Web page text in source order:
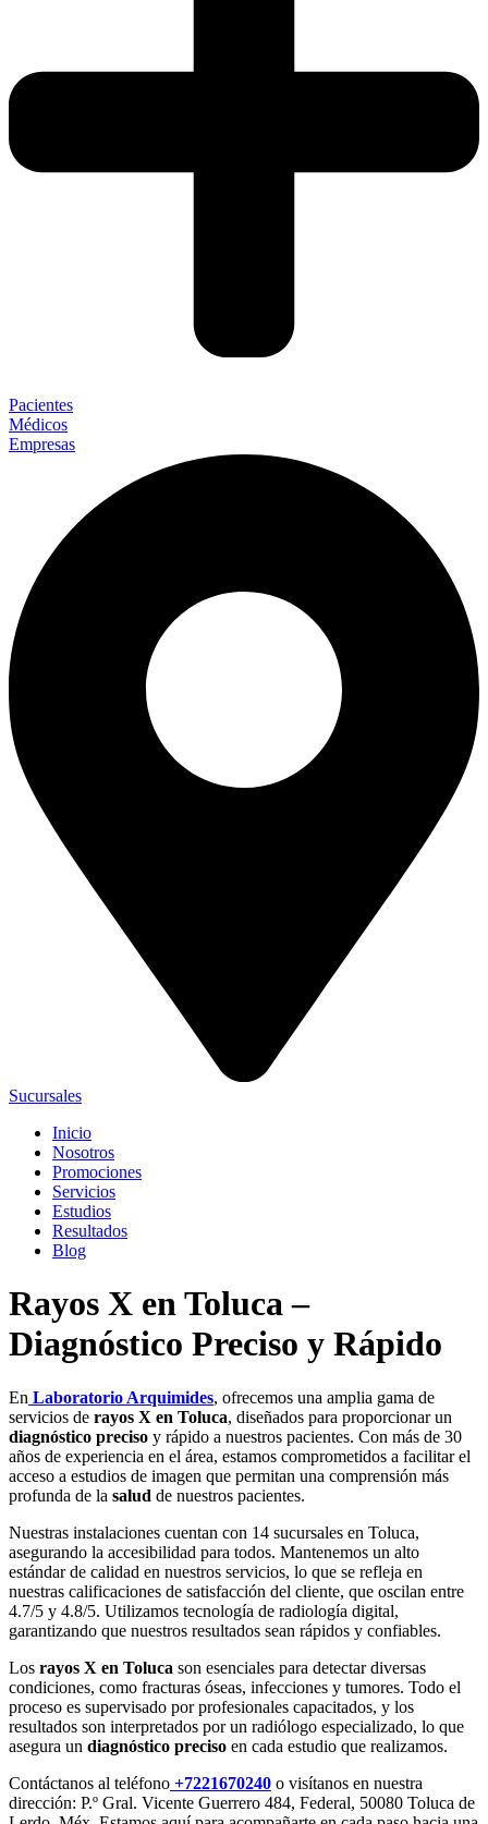
Pacientes
Médicos
Empresas
Sucursales
Inicio
Nosotros
Promociones
Servicios
Estudios
Resultados
Blog
Rayos X en Toluca –
Diagnóstico Preciso y Rápido
En Laboratorio Arquimides, ofrecemos una amplia gama de
servicios de rayos X en Toluca, diseñados para proporcionar un
diagnóstico preciso y rápido a nuestros pacientes. Con más de 30
años de experiencia en el área, estamos comprometidos a facilitar el
acceso a estudios de imagen que permitan una comprensión más
profunda de la salud de nuestros pacientes.
Nuestras instalaciones cuentan con 14 sucursales en Toluca,
asegurando la accesibilidad para todos. Mantenemos un alto
estándar de calidad en nuestros servicios, lo que se refleja en
nuestras calificaciones de satisfacción del cliente, que oscilan entre
4.7/5 y 4.8/5. Utilizamos tecnología de radiología digital,
garantizando que nuestros resultados sean rápidos y confiables.
Los rayos X en Toluca son esenciales para detectar diversas
condiciones, como fracturas óseas, infecciones y tumores. Todo el
proceso es supervisado por profesionales capacitados, y los
resultados son interpretados por un radiólogo especializado, lo que
asegura un diagnóstico preciso en cada estudio que realizamos.
Contáctanos al teléfono +7221670240 o visítanos en nuestra
dirección: P.º Gral. Vicente Guerrero 484, Federal, 50080 Toluca de